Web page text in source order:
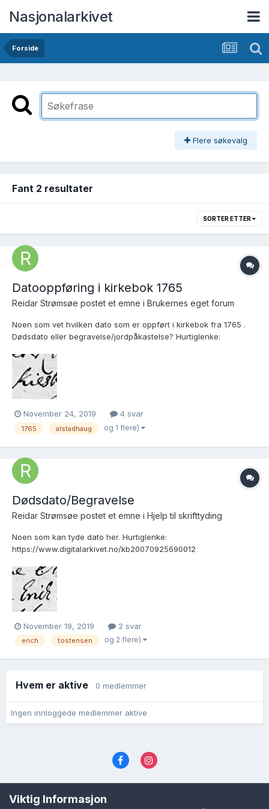
Nasjonalarkivet
Forside
Flere søkevalg
Fant 2 resultater
SORTER ETTER
Datooppføring i kirkebok 1765
Reidar Strømsøe postet et emne i Brukernes eget forum
Noen som vet hvilken dato som er oppført i kirkebok fra 1765 .
Dødsdato eller begravelse/jordpåkastelse? Hurtiglenke:
November 24, 2019 4 svar
1765 alstadhaug og 1 flere)
Dødsdato/Begravelse
Reidar Strømsøe postet et emne i Hjelp til skrifttyding
Noen som kan tyde dato her. Hurtiglenke:
https://www.digitalarkivet.no/kb20070925690012
November 19, 2019 2 svar
erich tostensen og 2 flere)
Hvem er aktive 0 medlemmer
Ingen innloggede medlemmer aktive
Cookies (informasjonskapsler)
Viktig Informasjon